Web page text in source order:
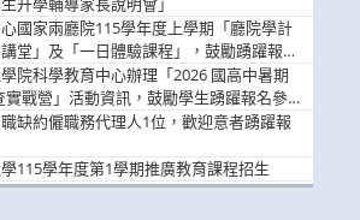
國家兩廳院115學年度上學期「廳院學計
堂」及「一日體驗課程」，鼓勵踴躍報名
院科學教育中心辦理「2026 國高中暑期
實戰營」活動資訊，鼓勵學生踴躍報名參
缺約僱職務代理人1位，歡迎意者踴躍報
115學年度第1學期推廣教育課程招生